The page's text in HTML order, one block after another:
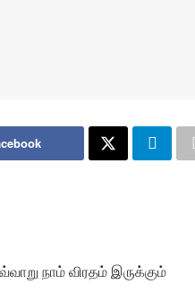
நாம் விரதம் இருக்கும்